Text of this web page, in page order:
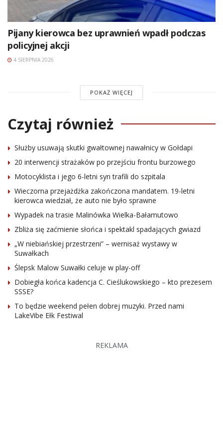
Pijany kierowca bez uprawnień wpadł podczas
policyjnej akcji
4 SIERPNIA 2026
POKAŻ WIĘCEJ
Czytaj również
Służby usuwają skutki gwałtownej nawałnicy w Gołdapi
20 interwencji strażaków po przejściu frontu burzowego
Motocyklista i jego 6-letni syn trafili do szpitala
Wieczorna przejażdżka zakończona mandatem. 19-letni
kierowca wiedział, że auto nie było sprawne
Wypadek na trasie Malinówka Wielka-Bałamutowo
Zbliża się zaćmienie słońca i spektakl spadających gwiazd
„W niebiańskiej przestrzeni” – wernisaż wystawy w
Suwałkach
Ślepsk Malow Suwałki celuje w play-off
Dobiegła końca kadencja C. Cieślukowskiego – kto prezesem
SSSE?
To będzie weekend pełen dobrej muzyki. Przed nami
LakeVibe Ełk Festiwal
REKLAMA